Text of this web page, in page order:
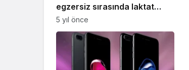
egzersiz sırasında laktat
konsantrasyonunu ölçer
5 yıl önce